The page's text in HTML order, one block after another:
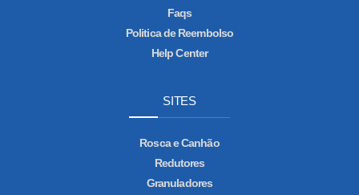
Faqs
Politica de Reembolso
Help Center
SITES
Rosca e Canhão
Redutores
Granuladores